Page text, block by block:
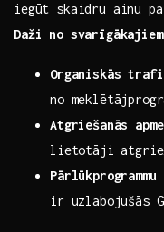
iegūt skaidru ainu
Daži ‍no
Organiskās
no
Atgriešanās
lietotāji
ir‍ uzlabojušās